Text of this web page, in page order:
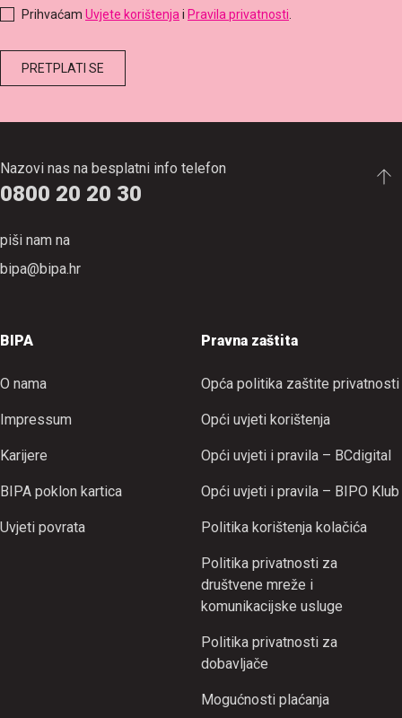
Nazovi nas na besplatni info telefon
0800 20 20 30
piši nam na
bipa@bipa.hr
BIPA
O nama
Impressum
Karijere
BIPA poklon kartica
Uvjeti povrata
Pravna zaštita
Opća politika zaštite privatnosti
Opći uvjeti korištenja
Opći uvjeti i pravila – BCdigital
Opći uvjeti i pravila – BIPO Klub
Politika korištenja kolačića
Politika privatnosti za
društvene mreže i
komunikacijske usluge
Politika privatnosti za
dobavljače
Mogućnosti plaćanja
Prihvaćam Uvjete korištenja i Pravila privatnosti